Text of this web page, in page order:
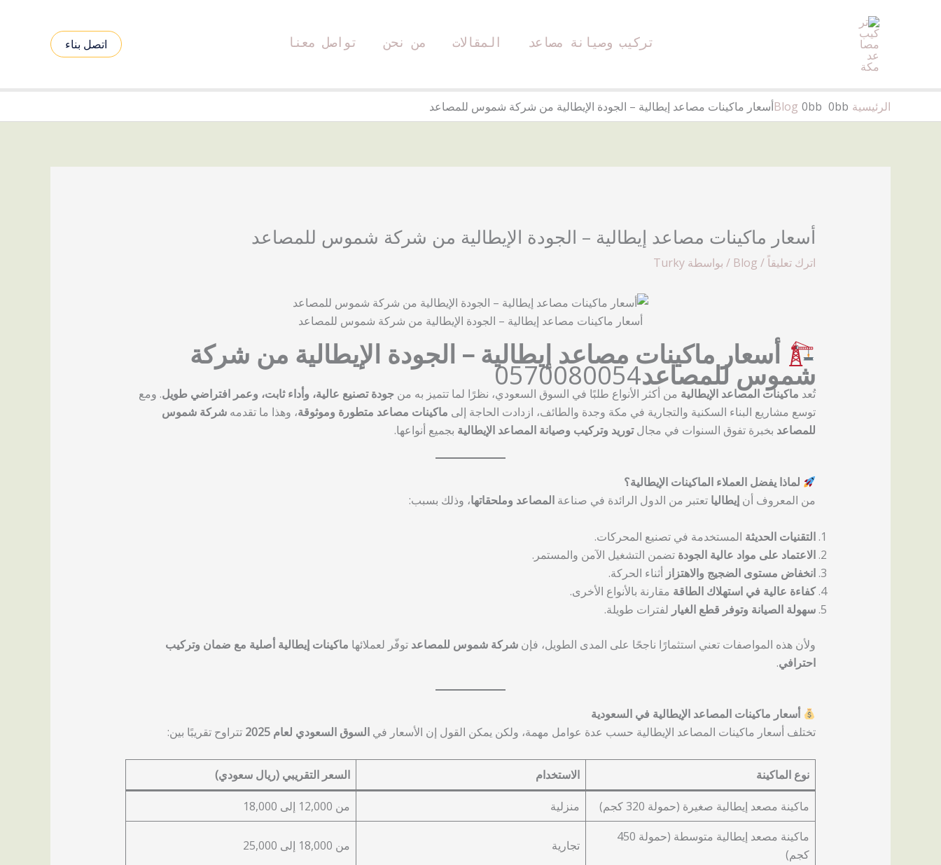
تركيب وصيانة مصاعد المقالات من نحن تواصل معنا اتصل بناء
الرئيسية Blogأسعار ماكينات مصاعد إيطالية – الجودة الإيطالية من شركة شموس للمصاعد
أسعار ماكينات مصاعد إيطالية – الجودة الإيطالية من شركة شموس للمصاعد
اترك تعليقاً/
Blog / بواسطة Turky
أسعار ماكينات مصاعد إيطالية – الجودة الإيطالية من شركة شموس للمصاعد
أسعار ماكينات مصاعد إيطالية – الجودة الإيطالية من شركة
شموس للمصاعد0570080054
تُعد ماكينات المصاعد الإيطالية من أكثر الأنواع طلبًا في السوق السعودي، نظرًا لما تتميز به من جودة تصنيع عالية، وأداء ثابت، وعمر افتراضي طويل. ومع
توسع مشاريع البناء السكنية والتجارية في مكة وجدة والطائف، ازدادت الحاجة إلى ماكينات مصاعد متطورة وموثوقة، وهذا ما تقدمه شركة شموس
للمصاعد بخبرة تفوق السنوات في مجالتوريد وتركيب وصيانة المصاعد الإيطالية بجميع أنواعها.
لماذا يفضل العملاء الماكينات الإيطالية؟
من المعروف أن إيطاليا تعتبر من الدول الرائدة في صناعة المصاعد وملحقاتها، وذلك بسبب:
التقنيات الحديثة المستخدمة في تصنيع المحركات.
الاعتماد على مواد عالية الجودة تضمن التشغيل الآمن والمستمر.
انخفاض مستوى الضجيج والاهتزاز أثناء الحركة.
كفاءة عالية في استهلاك الطاقة مقارنة بالأنواع الأخرى.
سهولة الصيانة وتوفر قطع الغيار لفترات طويلة.
ولأن هذه المواصفات تعني استثمارًا ناجحًا على المدى الطويل، فإن شركة شموس للمصاعد توفّر لعملائها ماكينات إيطالية أصلية مع ضمان وتركيب
احترافي.
أسعار ماكينات المصاعد الإيطالية في السعودية
تختلف أسعار ماكينات المصاعد الإيطالية حسب عدة عوامل مهمة، ولكن يمكن القول إن الأسعار في السوق السعودي لعام 2025 تتراوح تقريبًا بين:
نوع الماكينة الاستخدام السعر التقريبي (ريال سعودي)
ماكينة مصعد إيطالية صغيرة (حمولة 320 كجم) منزلية
من 12,000 إلى 18,000
ماكينة مصعد إيطالية متوسطة (حمولة 450
كجم)
تجارية من 18,000 إلى 25,000